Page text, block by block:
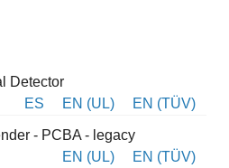
Detector
ES
EN (UL) EN (TÜV)
- PCBA - legacy
EN (UL)
EN (TÜV)